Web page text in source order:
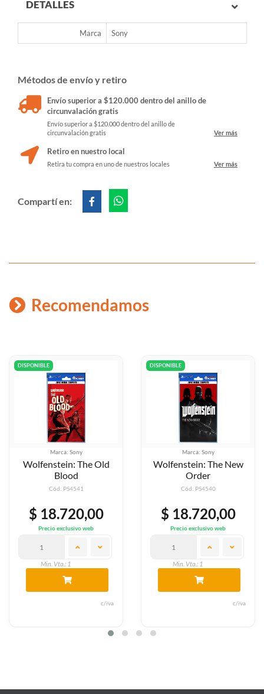
DETALLES
Marca Sony
Métodos de envío y retiro
Envío superior a $120.000 dentro del anillo de
circunvalación gratis
Envío superior a $120.000 dentro del anillo de
circunvalación gratis
Ver más
Retiro en nuestro local
Retira tu compra en uno de nuestros locales Ver más
Compartí en:
Recomendamos
The Old
Wolfenstein: The New
$ 18.720,00 $